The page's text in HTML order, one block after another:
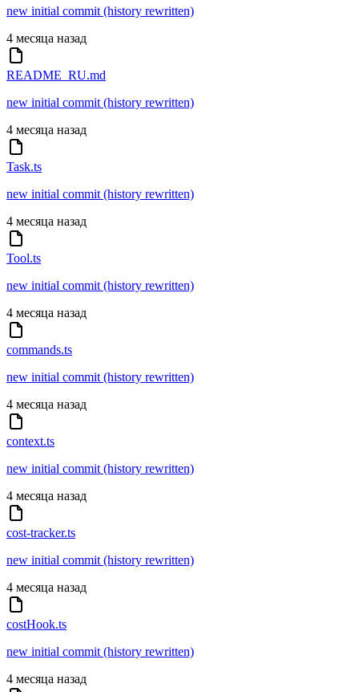
new initial commit (history rewritten)
4 месяца назад
README_RU.md
new initial commit (history rewritten)
4 месяца назад
Task.ts
new initial commit (history rewritten)
4 месяца назад
Tool.ts
new initial commit (history rewritten)
4 месяца назад
commands.ts
new initial commit (history rewritten)
4 месяца назад
context.ts
new initial commit (history rewritten)
4 месяца назад
cost-tracker.ts
new initial commit (history rewritten)
4 месяца назад
costHook.ts
new initial commit (history rewritten)
4 месяца назад